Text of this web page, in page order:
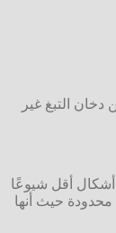
دخان التبغ غير
أشكال أقل شيوعًا
حيث أنها